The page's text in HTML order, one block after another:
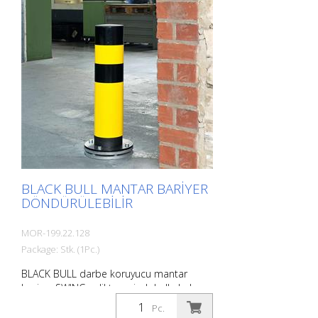
çelikten yapılmış son derece esnek bir
bariyerdir. Çarpışma hasarını etkili bir
şekilde önler, envanteri, trafik yollarını ve
çalışma alanlarını güvence altına alır.
Darbe koruma babaları makineleri,
direkleri, destekleri, sütunları, rafları,
(silindir) kapıları, yükleme rampalarını vb.
korur. Yüzey işleme : Sıcak daldırma
galvanizli ve kaplamalı
BLACK BULL MANTAR BARIYER
DÖNDÜRÜLEBILIR
MOR-199.22.128
Package: Stk. (1Pc.)
BLACK BULL darbe koruyucu mantar
bariyer SWING çelikten, siyah halkalarla
sarı kaplamalı, siyah kapaklı, 6 bilyalı
Pc.